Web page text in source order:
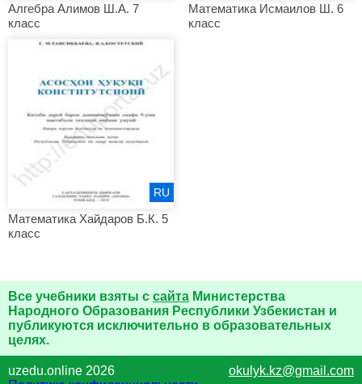
Алгебра Алимов Ш.А. 7
класс
Математика Исмаилов Ш. 6
класс
Математика Хайдаров Б.К. 5
класс
RU
Все учебники взяты с сайта Министерства
Народного Образования Республики Узбекистан и
публикуются исключительно в образовательных
целях.
uzedu.online 2026
okulyk.kz@gmail.com